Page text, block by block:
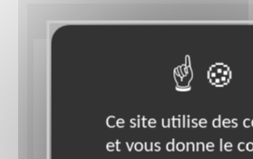
Ce site utilise des
et vous donne le